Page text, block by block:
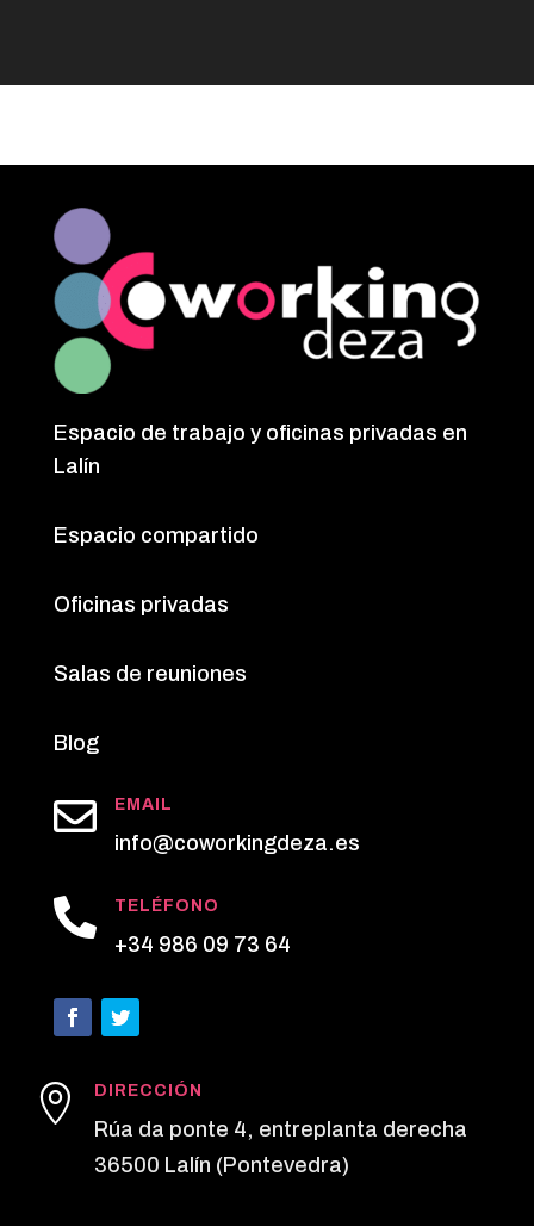
Espacio de trabajo y oficinas privadas en
Lalín
Espacio compartido
Oficinas privadas
Salas de reuniones
Blog
 EMAIL
info@coworkingdeza.es
 TELÉFONO
+34 986 09 73 64
 DIRECCIÓN
Rúa da ponte 4, entreplanta derecha
36500 Lalín (Pontevedra)